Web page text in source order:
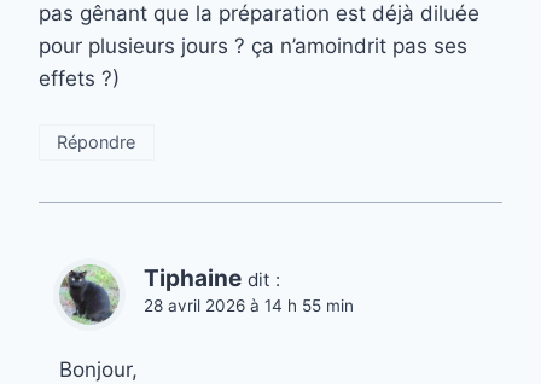
pas gênant que la préparation est déjà diluée
pour plusieurs jours ? ça n’amoindrit pas ses
effets ?)
Répondre
Tiphaine dit :
28 avril 2026 à 14 h 55 min
Bonjour,